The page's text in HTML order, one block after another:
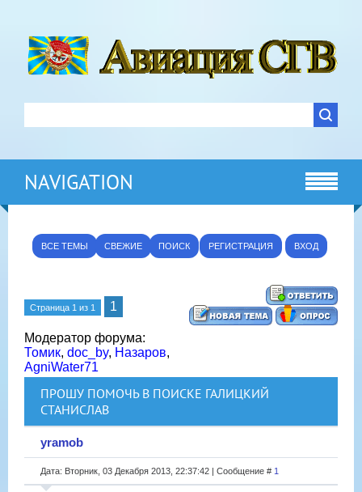
NAVIGATION
ВСЕ ТЕМЫ СВЕЖИЕ ПОИСК РЕГИСТРАЦИЯ ВХОД
Страница 1 из 1 1
Модератор форума:
Томик, doc_by, Назаров,
AgniWater71
ПРОШУ ПОМОЧЬ В ПОИСКЕ ГАЛИЦКИЙ
СТАНИСЛАВ
yramob
Дата: Вторник, 03 Декабря 2013, 22:37:42 | Сообщение # 1